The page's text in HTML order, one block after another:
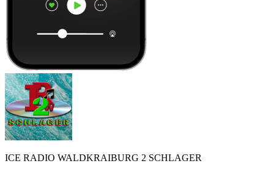
ICE RADIO WALDKRAIBURG 2 SCHLAGER